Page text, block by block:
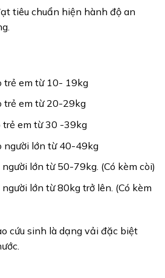
tiêu chuẩn hiện hành độ an
trẻ em từ 10- 19kg
trẻ em từ 20-29kg
trẻ em từ 30 -39kg
người lớn từ 40-49kg
lớn từ 50-79kg. (Có kèm còi)
lớn từ 80kg trở lên. (Có kèm
cứu sinh là dạng vải đặc biệt